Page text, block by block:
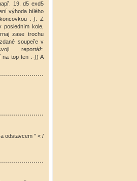
19. d5 exd5
výhoda bílého
:-). Z
kole,
zase trochu
soupeře v
reportáž:
na top ten :-)) A
odstavcem " < /